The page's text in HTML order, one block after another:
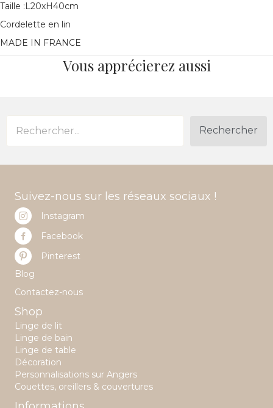
Taille :L20xH40cm
Cordelette en lin
MADE IN FRANCE
Vous apprécierez aussi
Rechercher
Suivez-nous sur les réseaux sociaux !
Instagram
Facebook
Pinterest
Blog
Contactez-nous
Shop
Linge de lit
Linge de bain
Linge de table
Décoration
Personnalisations sur Angers
Couettes, oreillers & couvertures